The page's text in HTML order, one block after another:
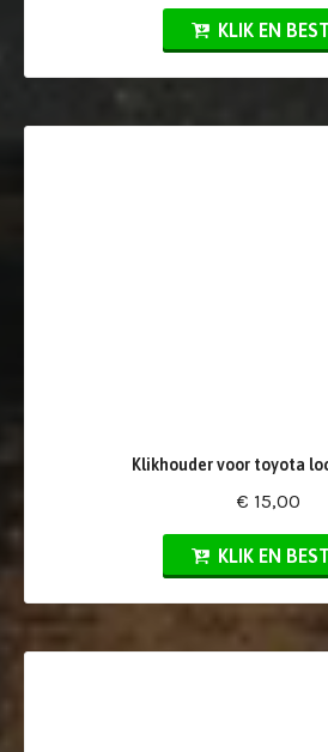
KLIK EN
Klikhouder voor toyota
€ 15,00
KLIK EN